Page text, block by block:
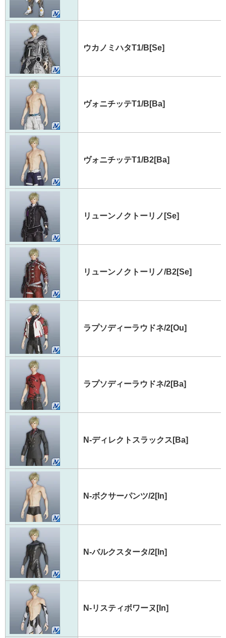
ウカノミハタT1/B[Se]
ヴォニチッテT1/B[Ba]
ヴォニチッテT1/B2[Ba]
リューンノクトーリノ[Se]
リューンノクトーリノ/B2[Se]
ラプソディーラウドネ/2[Ou]
ラプソディーラウドネ/2[Ba]
N-ディレクトスラックス[Ba]
N-ボクサーパンツ/2[In]
N-バルクスタータ/2[In]
N-リスティボワーヌ[In]